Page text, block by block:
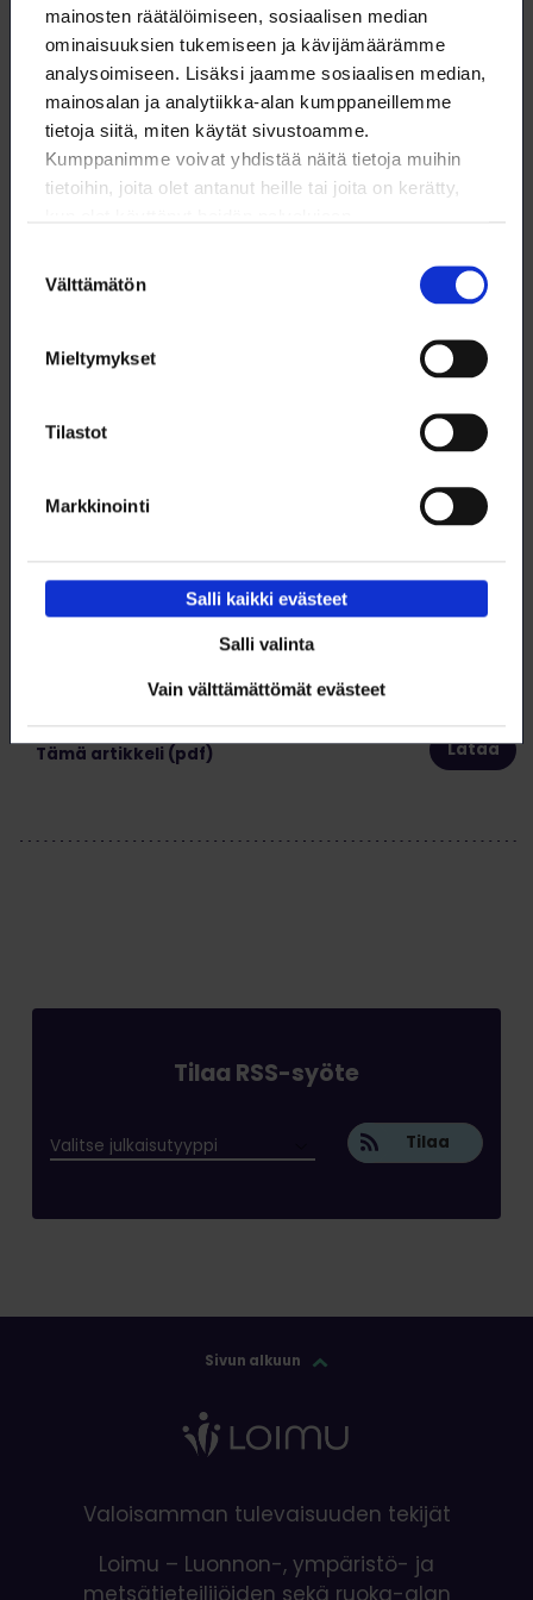
mainosten räätälöimiseen, sosiaalisen median
ominaisuuksien tukemiseen ja kävijämäärämme
analysoimiseen. Lisäksi jaamme sosiaalisen median,
mainosalan ja analytiikka-alan kumppaneillemme
tietoja siitä, miten käytät sivustoamme.
Kumppanimme voivat yhdistää näitä tietoja muihin
tietoihin, joita olet antanut heille tai joita on kerätty,
valinta
Välttämätön
Mieltymykset
Tilastot
Markkinointi
Salli kaikki evästeet
Salli valinta
Vain välttämättömät evästeet
merkittävä vastuu yhdenvertaisuuden
edistämisestä yhteiskunnassamme sanoilla ja
teoilla. Rasismia ei tule sietää missään muodossa
ja tällaiset puheenvuorot tekevät Suomesta jälleen
turvattomamman paikan monelle elää. Rasistisia
ulostuloja ei pidä vähätellä eikä normalisoida, niihin
pitää puuttua, Riitakorpi linjaa.
Aaro Riitakorpi
09 6226 8516, 050 5937 558
Lataa artikkeli
Tämä artikkeli (pdf)
Tilaa RSS-syöte
Tilaa
Sivun alkuun
Valoisamman tulevaisuuden tekijät
Loimu – Luonnon-, ympäristö- ja